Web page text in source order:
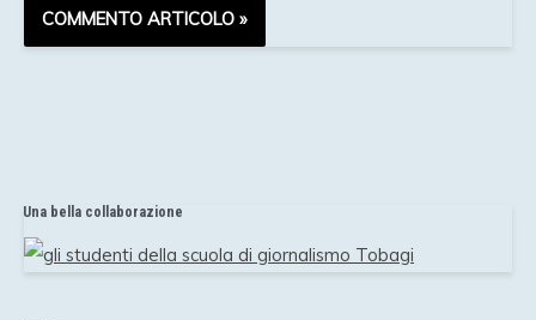
Una bella collaborazione